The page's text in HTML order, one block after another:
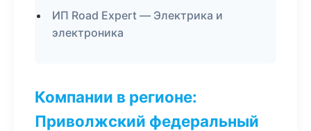
ИП Road Expert — Электрика и
электроника
Компании в регионе:
Приволжский федеральный